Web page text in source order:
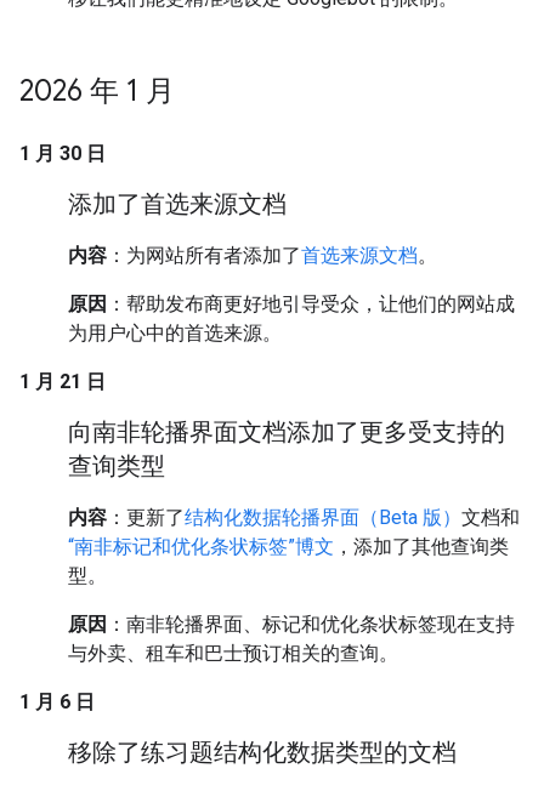
2026 年 1 月
1 月 30 日
添加了首选来源文档
内容 ：为网站所有者添加了首选来源文档。
原因 ：帮助发布商更好地引导受众，让他们的网站成
为用户心中的首选来源。
1 月 21 日
向南非轮播界面文档添加了更多受支持的
查询类型
内容 ：更新了结构化数据轮播界面（Beta 版） 文档和
“南非标记和优化条状标签”博文 ，添加了其他查询类
型。
原因 ：南非轮播界面、标记和优化条状标签现在支持
与外卖、租车和巴士预订相关的查询。
1 月 6 日
移除了练习题结构化数据类型的文档